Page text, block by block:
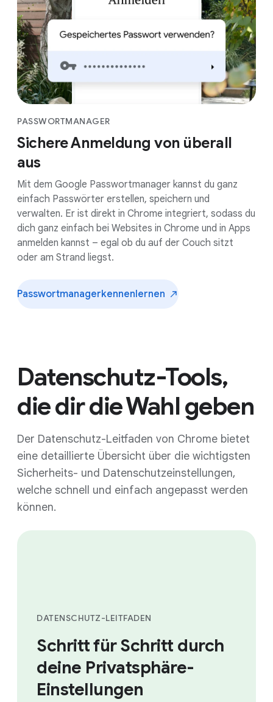
PASSWORTMANAGER
Sichere Anmeldung von überall
aus
Mit dem Google Passwortmanager kannst du ganz
einfach Passwörter erstellen, speichern und
verwalten. Er ist direkt in Chrome integriert, sodass du
dich ganz einfach bei Websites in Chrome und in Apps
anmelden kannst – egal ob du auf der Couch sitzt
oder am Strand liegst.
Passwortmanagerkennenlernen
Datenschutz-Tools,
die dir die Wahl geben
Der Datenschutz-Leitfaden von Chrome bietet
eine detaillierte Übersicht über die wichtigsten
Sicherheits- und Datenschutzeinstellungen,
welche schnell und einfach angepasst werden
können.
DATENSCHUTZ-LEITFADEN
Schritt für Schritt durch
deine Privatsphäre-
Einstellungen